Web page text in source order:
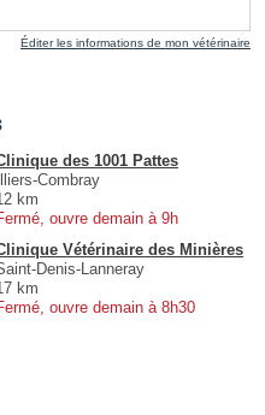
Éditer les informations de mon vétérinaire
des 1001 Pattes
Combray
km
ouvre demain à 9h
Vétérinaire des Minières
Denis-Lanneray
km
ouvre demain à 8h30